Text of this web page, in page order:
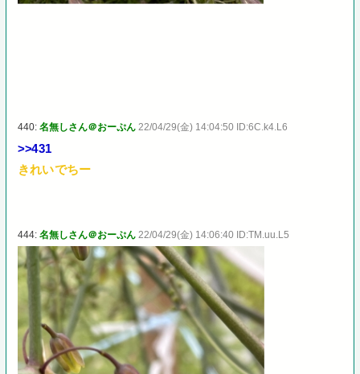
440:名無しさん＠おーぷん 22/04/29(金) 14:04:50 ID:6C.k4.L6
>>431
きれいでちー
444:名無しさん＠おーぷん 22/04/29(金) 14:06:40 ID:TM.uu.L5